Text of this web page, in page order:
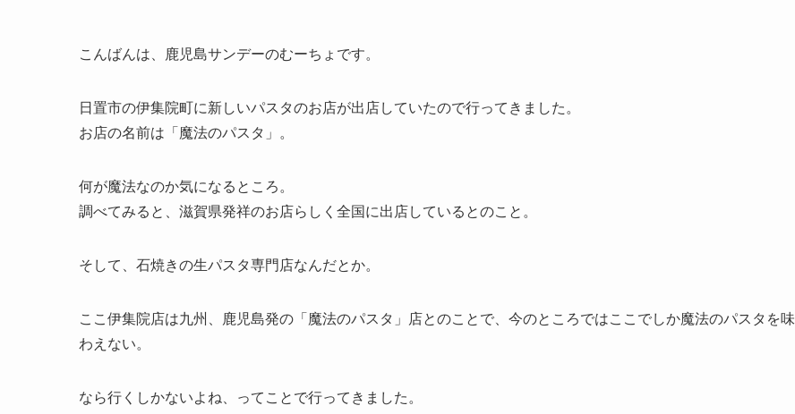
こんばんは、鹿児島サンデーのむーちょです。
日置市の伊集院町に新しいパスタのお店が出店していたので行ってきました。
お店の名前は「魔法のパスタ」。
何が魔法なのか気になるところ。
調べてみると、滋賀県発祥のお店らしく全国に出店しているとのこと。
そして、石焼きの生パスタ専門店なんだとか。
ここ伊集院店は九州、鹿児島発の「魔法のパスタ」店とのことで、今のところではここでしか魔法のパスタを味
わえない。
なら行くしかないよね、ってことで行ってきました。